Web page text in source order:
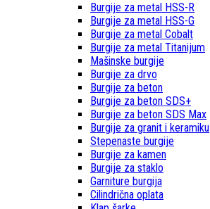
Burgije za metal HSS-R
Burgije za metal HSS-G
Burgije za metal Cobalt
Burgije za metal Titanijum
Mašinske burgije
Burgije za drvo
Burgije za beton
Burgije za beton SDS+
Burgije za beton SDS Max
Burgije za granit i keramiku
Stepenaste burgije
Burgije za kamen
Burgije za staklo
Garniture burgija
Cilindrična oplata